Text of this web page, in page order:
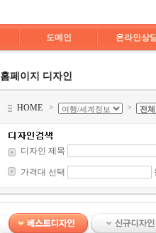
도메인 온라인상
홈페이지 디자인
HOME > >
디자인 제목
가격대 선택